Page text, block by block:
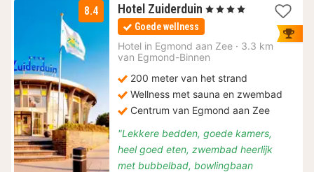
8.4 Hotel Zuiderduin 1
nacht
vanaf
€
89
, 4 Sterren
Goede wellness
Hotel in Egmond aan Zee · 3.3 km
van Egmond-Binnen
200 meter van het strand
Wellness met sauna en zwembad
Centrum van Egmond aan Zee
"Lekkere bedden, goede kamers,
heel goed eten, zwembad heerlijk
met bubbelbad, bowlingbaan